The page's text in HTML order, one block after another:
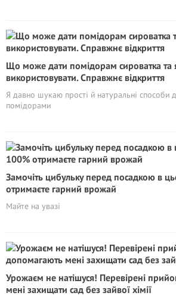
Що може дати помідорам сироватка та
використовувати. Справжнє відкриття
Я давно шукаю прості й натуральні способи
помідорами
Замочіть цибульку перед посадкою в
отримаєте гарний врожай
Майте на увазі
Урожаєм не натішуся! Перевірені
мені захищати сад без зайвої хімії